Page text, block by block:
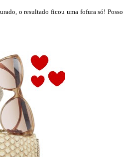
o resultado ficou uma fofura só! Posso